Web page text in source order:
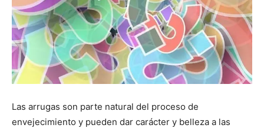
Las arrugas son parte natural del proceso de
envejecimiento y pueden dar carácter y belleza a las